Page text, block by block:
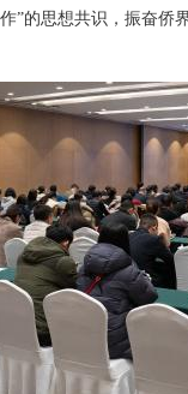
”的思想共识，振奋